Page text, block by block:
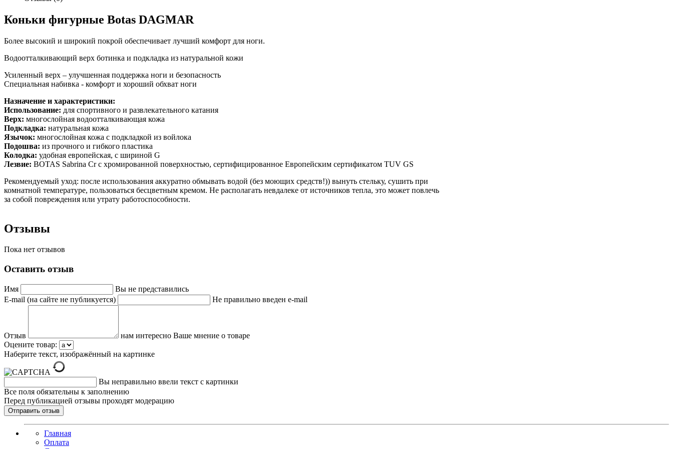
Коньки фигурные Botas DAGMAR
Более высокий и широкий покрой обеспечивает лучший комфорт для ноги.
Водоотталкивающий верх ботинка и подкладка из натуральной кожи
Усиленный верх – улучшенная поддержка ноги и безопасность
Специальная набивка - комфорт и хороший обхват ноги
Назначение и характеристики:
Использование: для спортивного и развлекательного катания
Верх: многослойная водоотталкивающая кожа
Подкладка: натуральная кожа
Язычок: многослойная кожа с подкладкой из войлока
Подошва: из прочного и гибкого пластика
Колодка: удобная европейская, с шириной G
Лезвие: BOTAS Sabrina Сr с хромированной поверхностью, сертифицированное Европейским сертификатом TUV GS
Рекомендуемый уход: после использования аккуратно обмывать водой (без моющих средств!)) вынуть стельку, сушить при
комнатной температуре, пользоваться бесцветным кремом. Не располагать невдалеке от источников тепла, это может повлечь
за собой повреждения или утрату работоспособности.
Отзывы
Пока нет отзывов
Оставить отзыв
Имя
Вы не представились
E-mail (на сайте не публикуется)
Не правильно введен e-mail
Отзыв
нам интересно Ваше мнение о товаре
Оцените товар:
Наберите текст, изображённый на картинке
Вы неправильно ввели текст с картинки
Все поля обязательны к заполнению
Перед публикацией отзывы проходят модерацию
Главная
Оплата